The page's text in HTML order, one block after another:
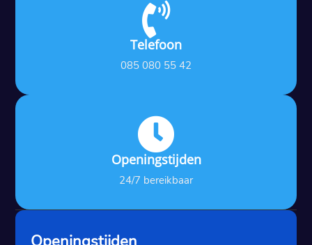

Telefoon
085 080 55 42

Openingstijden
24/7 bereikbaar